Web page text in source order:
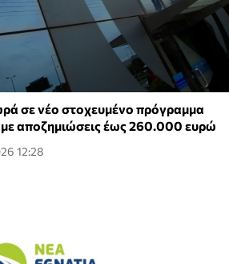
σε νέο στοχευμένο πρόγραμμα
αποζημιώσεις έως 260.000 ευρώ
12:28